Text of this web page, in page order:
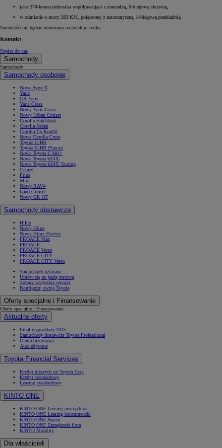
jako 274-konna jednostka współpracująca z manualną, 6-biegową skrzynią,
w odmianie o mocy 282 KM, połączonej z automatyczną, 8-biegową przekładnią.
Samochód nie będzie oferowany na polskim rynku.
Kontakt
Napisz do nas
Samochody
Samochody
Samochody osobowe
Nowe Aygo X
Yaris
GR Yaris
Yaris Cross
Nowy Yaris Cross
Nowy Urban Cruiser
Corolla Hatchback
Corolla Sedan
Corolla TS Kombi
Nowa Corolla Cross
Toyota C-HR
Toyota C-HR Plug-in
Nowa Toyota C-HR+
Nowa Toyota bZ4X
Nowa Toyota bZ4X Touring
Camry
Prius
Mirai
Nowy RAV4
Land Cruiser
Nowy GR GT
Samochody dostawcze
Hilux
Nowy Hilux
Nowy Hilux Electric
PROACE Max
PROACE
PROACE Verso
PROACE CITY
PROACE CITY Verso
Samochody używane
Umów się na jazdę testową
Zobacz wszystkie cenniki
Konfiguruj swoją Toyotę
Oferty specjalne i Finansowanie
Oferty specjalne i Finansowanie
Aktualne oferty
Finał wyprzedaży 2025
Samochody dostawcze Toyota Professional
Oferta biznesowa
Auta używane
Toyota Financial Services
Kredyt niższych rat Toyota Easy
Kredyt standardowy
Leasing standardowy
KINTO ONE
KINTO ONE Leasing niższych rat
KINTO ONE Leasing konsumencki
KINTO ONE Najem
KINTO ONE Zarządzanie flotą
KINTO Mobility
Dla właścicieli